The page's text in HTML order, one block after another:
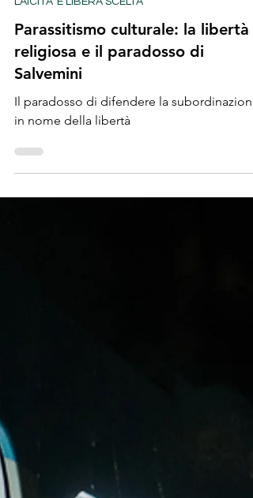
Tempo di lettura: 5 min
LAICITA' E LIBERA SCELTA
Parassitismo culturale: la libertà
religiosa e il paradosso di
Salvemini
Il paradosso di difendere la subordinazione
in nome della libertà